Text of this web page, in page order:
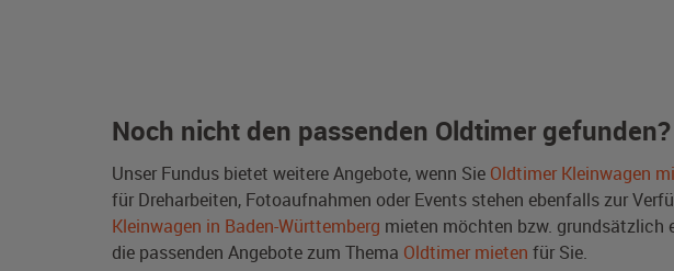
Noch nicht den passenden Oldtimer gefunden?
Unser Fundus bietet weitere Angebote, wenn Sie Oldtimer Kleinwagen
für Dreharbeiten, Fotoaufnahmen oder Events stehen ebenfalls zur
Kleinwagen in Baden-Württemberg mieten möchten bzw. grundsätzlich
die passenden Angebote zum Thema Oldtimer mieten für Sie.